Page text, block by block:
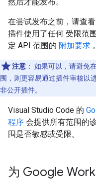
在尝试发布之前，请查看
插件使用了任何 受限范
定 API 范围的 附加要求 。
注意 ： 如果可以，请避免
围，则更容易通过插件审核以
非公开插件。
Visual Studio Code 的
程序 会提供所有范围的
围是否敏感或受限。
为 Google